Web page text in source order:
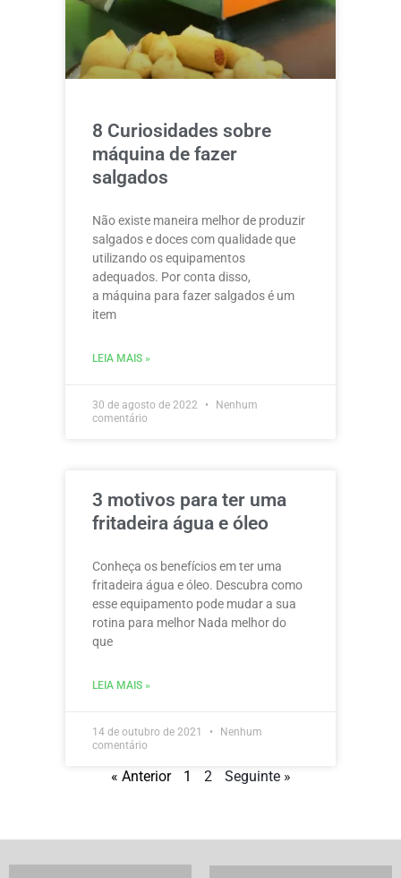
8 Curiosidades sobre
máquina de fazer
salgados
Não existe maneira melhor de produzir
salgados e doces com qualidade que
utilizando os equipamentos
adequados. Por conta disso,
a máquina para fazer salgados é um
item
LEIA MAIS »
30 de agosto de 2022
Nenhum
comentário
3 motivos para ter uma
fritadeira água e óleo
Conheça os benefícios em ter uma
fritadeira água e óleo. Descubra como
esse equipamento pode mudar a sua
rotina para melhor Nada melhor do
que
LEIA MAIS »
14 de outubro de 2021
Nenhum
comentário
« Anterior 1 2 Seguinte »